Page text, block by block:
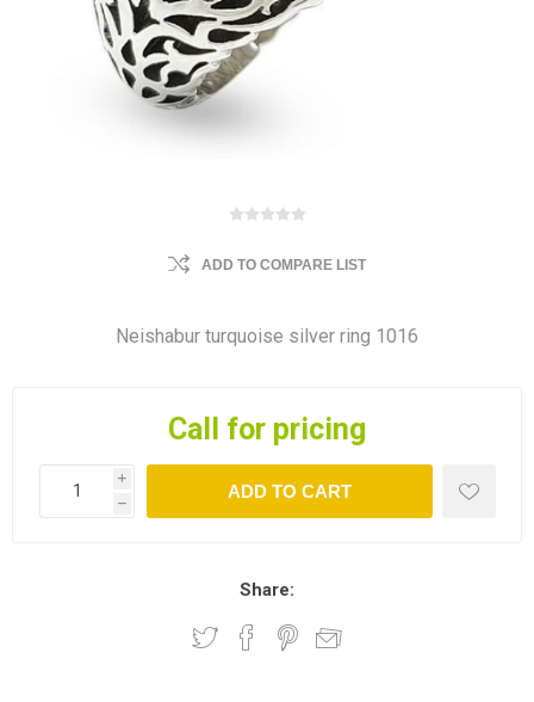
ADD TO COMPARE LIST
Neishabur turquoise silver ring 1016
Call for pricing
i
h
ADD TO CART
Share: